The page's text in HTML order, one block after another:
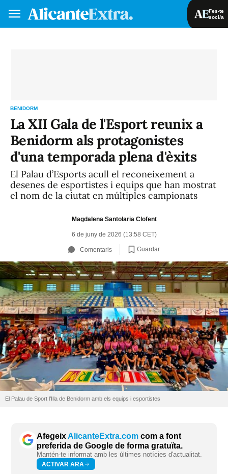
Fes-te
soci/a
BENIDORM
La XII Gala de l'Esport reunix a
Benidorm als protagonistes
d'una temporada plena d'èxits
El Palau d’Esports acull el reconeixement a
desenes de esportistes i equips que han mostrat
el nom de la ciutat en múltiples campionats
Magdalena Santolaria Clofent
6 de juny de 2026 (13:58 CET)
Comentaris Guardar
El Palau de Sport l’Illa de Benidorm amb els equips i esportistes
AfegeixAlicanteExtra.com com a font
preferida de Google de forma gratuïta.
Mantén-te informat amb les últimes notícies d'actualitat.
ACTIVAR ARA